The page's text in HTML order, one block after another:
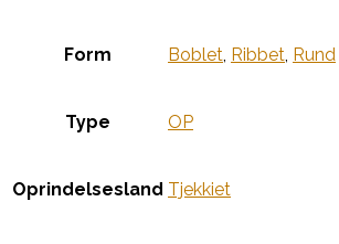
Form Boblet, Ribbet, Rund
Type OP
Oprindelsesland Tjekkiet